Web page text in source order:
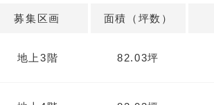
募集区画 面積（坪数）
地上3階 82.03坪